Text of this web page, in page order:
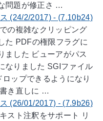
問題が修正さ …
(24/2/2017) - (7.10b24)
の複雑なクリッピング
た PDFの権限フラグに
ました ビューアがパス
なりました SGIファイル
ップできるようになり
き直しに …
(26/01/2017) - (7.9b26)
スト注釈をサポート リ